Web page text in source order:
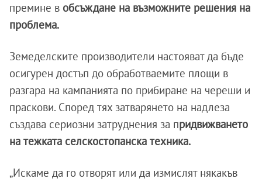
премине в обсъждане на възможните решения на
проблема.
Земеделските производители настояват да бъде
осигурен достъп до обработваемите площи в
разгара на кампанията по прибиране на череши и
праскови. Според тях затварянето на надлеза
създава сериозни затруднения за придвижването
на тежката селскостопанска техника.
„Искаме да го отворят или да измислят някакъв